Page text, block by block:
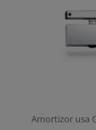
Amortizor usa